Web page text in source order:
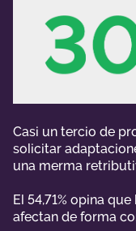
Casi un tercio de
solicitar
una merma
El 54,71% opina
afectan de forma